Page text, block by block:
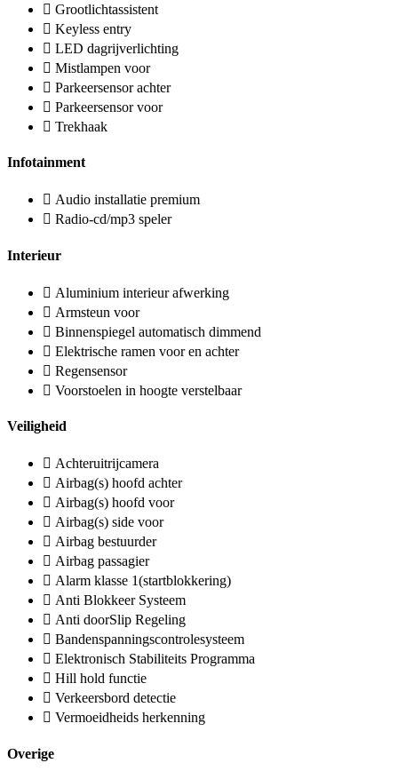
Grootlichtassistent
Keyless entry
LED dagrijverlichting
Mistlampen voor
Parkeersensor achter
Parkeersensor voor
Trekhaak
Infotainment
Audio installatie premium
Radio-cd/mp3 speler
Interieur
Aluminium interieur afwerking
Armsteun voor
Binnenspiegel automatisch dimmend
Elektrische ramen voor en achter
Regensensor
Voorstoelen in hoogte verstelbaar
Veiligheid
Achteruitrijcamera
Airbag(s) hoofd achter
Airbag(s) hoofd voor
Airbag(s) side voor
Airbag bestuurder
Airbag passagier
Alarm klasse 1(startblokkering)
Anti Blokkeer Systeem
Anti doorSlip Regeling
Bandenspanningscontrolesysteem
Elektronisch Stabiliteits Programma
Hill hold functie
Verkeersbord detectie
Vermoeidheids herkenning
Overige